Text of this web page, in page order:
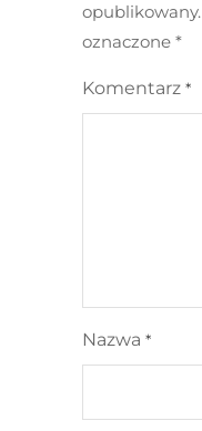
opublikowany.
oznaczone *
Komentarz *
Nazwa *